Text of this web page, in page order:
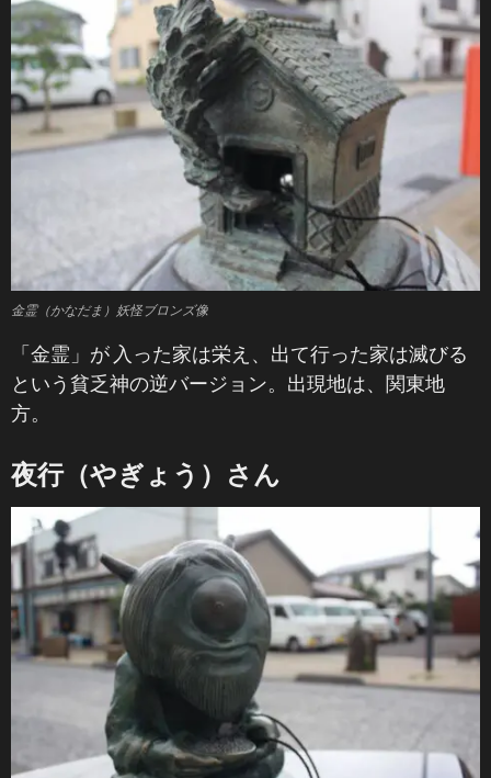
金霊（かなだま）妖怪ブロンズ像
「金霊」が 入った家は栄え、出て行った家は滅びる
という貧乏神の逆バージョン。出現地は、関東地
方。
夜行（やぎょう）さん